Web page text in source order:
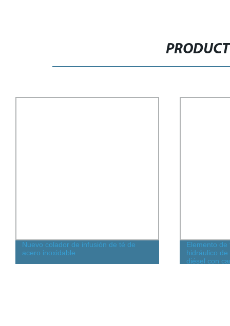
Nuevo colador de infusión de té de
acero inoxidable
Elemento
hidráulico
diésel con